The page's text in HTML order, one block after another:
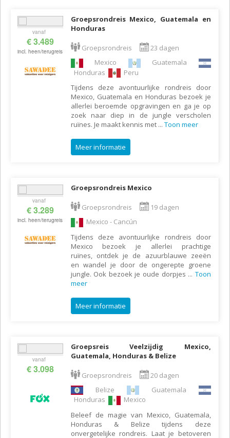
vanaf
€ 3.489
incl. heen/terugreis
Groepsrondreis Mexico, Guatemala en
Honduras
Groepsrondreis
23 dagen
Mexico
Guatemala
Honduras
Peru
Tijdens deze avontuurlijke rondreis door
Mexico, Guatemala en Honduras bezoek je
allerlei beroemde opgravingen en ga je op
zoek naar diep in de jungle verscholen
ruïnes. Je maakt kennis met ... Toon meer
Meer informatie
vanaf
€ 3.289
incl. heen/terugreis
Groepsrondreis Mexico
Groepsrondreis
19 dagen
Mexico - Cancún
Tijdens deze avontuurlijke rondreis door
Mexico bezoek je allerlei prachtige
ruïnes, ontdek je de azuurblauwe zeeën
en wandel je door de ongerepte groene
jungle. Ook bezoek je oude dorpjes ... Toon
meer
Meer informatie
vanaf
€ 3.098
Groepsreis Veelzijdig Mexico,
Guatemala, Honduras & Belize
Groepsrondreis
20 dagen
Belize
Guatemala
Honduras
Mexico
Beleef de magie van Mexico, Guatemala,
Honduras & Belize tijdens deze
onvergetelijke rondreis. Laat je betoveren